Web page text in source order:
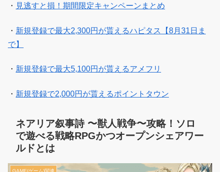
・ 見逃すと損！期間限定キャンペーンまとめ
・ 新規登録で最大2,300円が貰えるハピタス【8月31日ま
で】
・ 新規登録で最大5,100円が貰えるアメフリ
・ 新規登録で2,000円が貰えるポイントタウン
ネアリア叙事詩 〜獣人戦争〜攻略！ソロ
で遊べる戦略RPGかつオープンシェアワー
ルドとは
GAME(ゲーム)関連